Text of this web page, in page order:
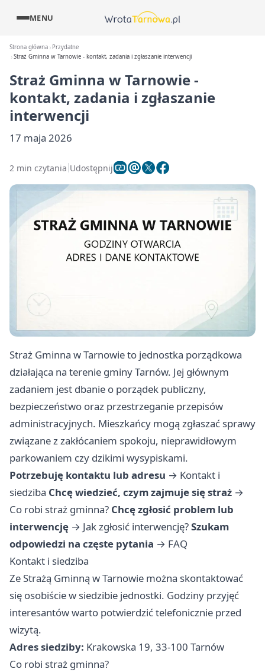
MENU
Strona główna
Przydatne
Straż Gminna w Tarnowie - kontakt, zadania i zgłaszanie interwencji
Straż Gminna w Tarnowie -
kontakt, zadania i zgłaszanie
interwencji
17 maja 2026
2 min czytania Udostępnij
Straż Gminna w Tarnowie to jednostka porządkowa
działająca na terenie gminy Tarnów. Jej głównym
zadaniem jest dbanie o porządek publiczny,
bezpieczeństwo oraz przestrzeganie przepisów
administracyjnych. Mieszkańcy mogą zgłaszać sprawy
związane z zakłócaniem spokoju, nieprawidłowym
parkowaniem czy dzikimi wysypiskami.
Potrzebuję kontaktu lub adresu → Kontakt i
siedziba Chcę wiedzieć, czym zajmuje się straż →
Co robi straż gminna? Chcę zgłosić problem lub
interwencję → Jak zgłosić interwencję?Szukam
odpowiedzi na częste pytania → FAQ
Kontakt i siedziba
Ze Strażą Gminną w Tarnowie można skontaktować
się osobiście w siedzibie jednostki. Godziny przyjęć
interesantów warto potwierdzić telefonicznie przed
wizytą.
Adres siedziby: Krakowska 19, 33-100 Tarnów
Co robi straż gminna?